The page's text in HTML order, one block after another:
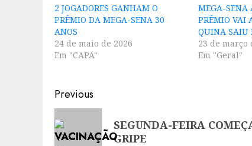
2 JOGADORES GANHAM O
PRÊMIO DA MEGA-SENA 30
ANOS
24 de maio de 2026
Em "CAPA"
MEGA-SENA
PRÊMIO VAI
QUINA SAIU
23 de março
Em "Geral"
Post
navigation
Previous
Previous
post:
SEGUNDA-FEIRA
GRIPE